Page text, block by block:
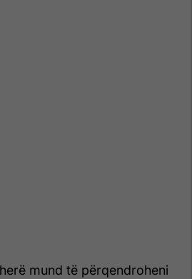
mund të përqendroheni